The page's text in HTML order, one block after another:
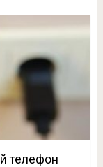
телефон